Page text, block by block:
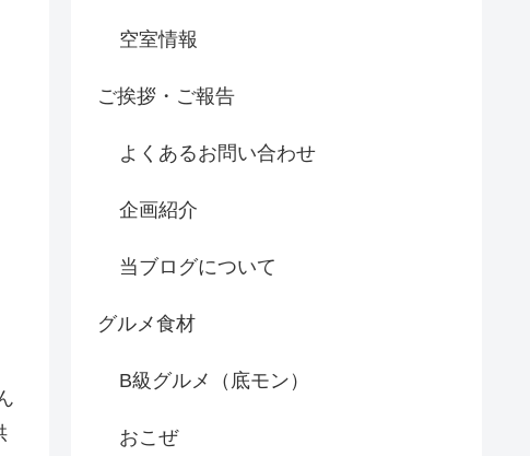
空室情報
ご挨拶・ご報告
よくあるお問い合わせ
企画紹介
当ブログについて
グルメ食材
B級グルメ（底モン）
おこぜ